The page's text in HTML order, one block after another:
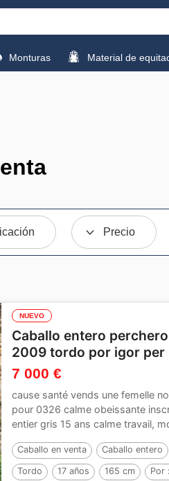
Monturas Material de
Precio
NUEVO
Caballo entero
2009 tordo por igor per
7 000 €
cause santé vends une femelle
pour 0326 calme obeissante
entier gris 15 ans calme travail,
Caballo en venta Caballo entero
Tordo 17 años 165 cm Por :